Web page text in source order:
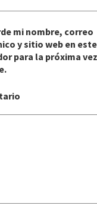
mi nombre, correo
y sitio web en este
para la próxima